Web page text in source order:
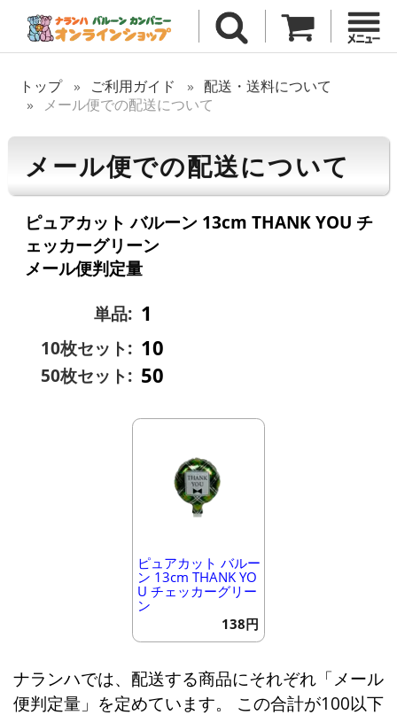
トップ ご利用ガイド
配送・送料について
メール便での配送について
メール便での配送について
ピュアカット バルーン 13cm THANK YOU チ
ェッカーグリーン
メール便判定量
単品: 1
10枚セット: 10
50枚セット: 50
ピュアカット バルー
ン 13cm THANK YO
U チェッカーグリー
ン
138円
ナランハでは、配送する商品にそれぞれ「メール
便判定量」を定めています。 この合計が100以下